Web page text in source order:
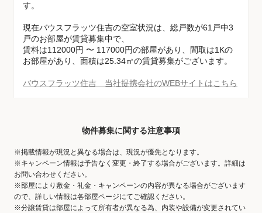
す。
現在バウスフラッツ住吉の空室状況は、総戸数が61戸中3
戸のお部屋が賃貸募集中で、
賃料は112000円 〜 117000円の部屋があり、間取は1Kの
お部屋があり、面積は25.34㎡の賃貸募集がございます。
バウスフラッツ住吉 当社提携会社のWEBサイトはこちら
物件募集に関する注意事項
※掲載情報が現況と異なる場合は、現況が優先となります。
※キャンペーン情報は予告なく変更・終了する場合がございます。詳細は
お問い合わせください。
※部屋により敷金・礼金・キャンペーンの内容が異なる場合がございます
ので、詳しい情報は各部屋ページにてご確認ください。
※分譲賃貸は部屋によって所有者が異なる為、内装や設備が変更されてい